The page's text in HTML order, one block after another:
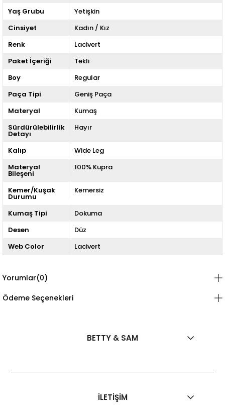
Yaş Grubu
Yetişkin
Cinsiyet
Kadın / Kız
Renk
Lacivert
Paket İçeriği
Tekli
Boy
Regular
Paça Tipi
Geniş Paça
Materyal
Kumaş
Sürdürülebilirlik
Detayı
Hayır
Kalıp
Wide Leg
Materyal
Bileşeni
100% Kupra
Kemer/Kuşak
Durumu
Kemersiz
Kumaş Tipi
Dokuma
Desen
Düz
Web Color
Lacivert
Yorumlar(0)
Ödeme Seçenekleri
BETTY & SAM
İLETİŞİM